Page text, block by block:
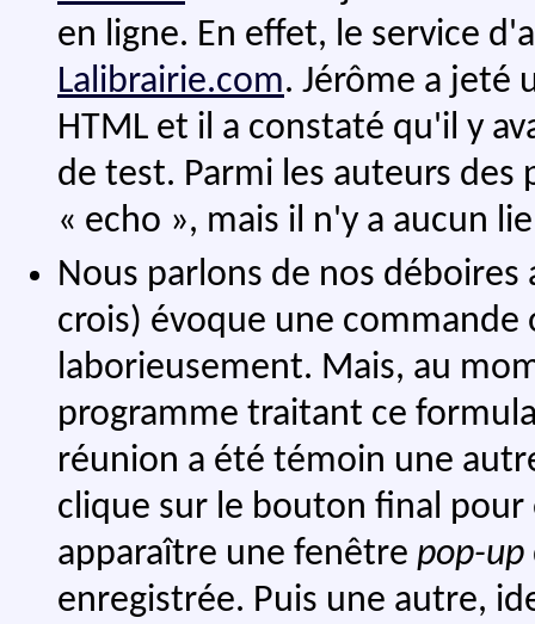
en ligne. En effet, le service
Lalibrairie.com. Jérôme a jeté
HTML et il a constaté qu'il y
de test. Parmi les auteurs des
« echo », mais il n'y a aucun
Nous parlons de nos
crois) évoque une
laborieusement. Mais, au
programme traitant ce
réunion a été témoin une
clique sur le bouton final
apparaître une fenêtre pop-up
enregistrée. Puis une autre,